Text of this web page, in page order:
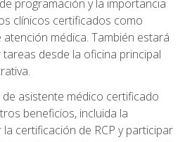
programación y la importancia
clínicos certificados como
médica. También estará
desde la oficina principal
asistente médico certificado
beneficios, incluida la
certificación de RCP y participar